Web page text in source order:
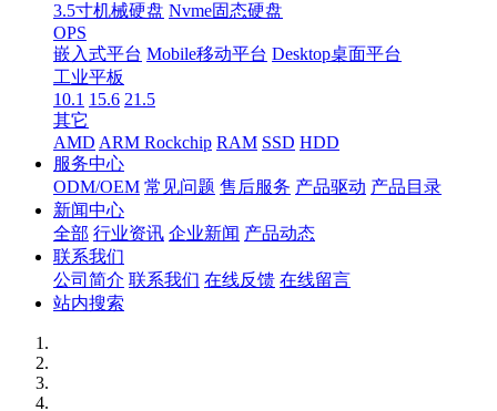
3.5寸机械硬盘 Nvme固态硬盘
OPS
嵌入式平台 Mobile移动平台 Desktop桌面平台
工业平板
10.1 15.6 21.5
其它
AMD ARM Rockchip RAM SSD HDD
服务中心
ODM/OEM 常见问题 售后服务 产品驱动 产品目录
新闻中心
全部 行业资讯 企业新闻 产品动态
联系我们
公司简介 联系我们 在线反馈 在线留言
站内搜索